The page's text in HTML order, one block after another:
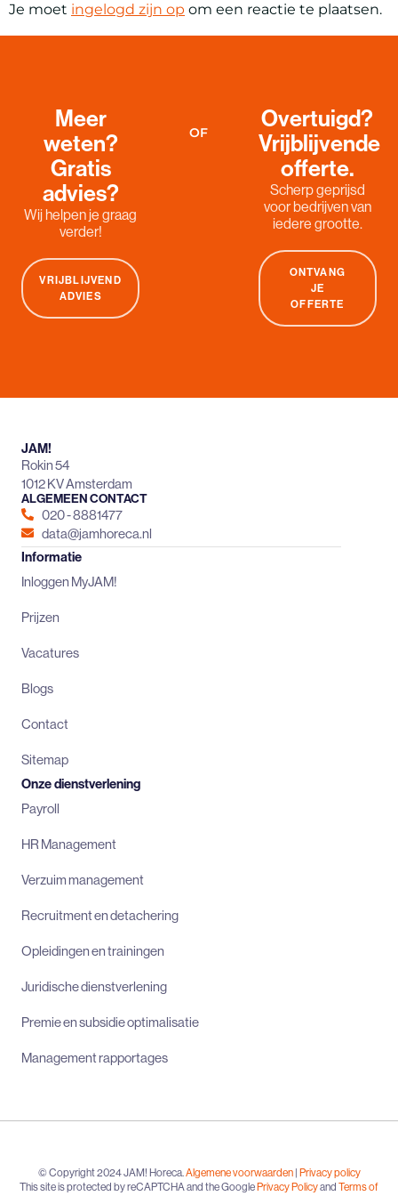
Je moet ingelogd zijn op om een reactie te plaatsen.
Meer
weten?
Gratis
advies?
Wij helpen je graag
verder!
VRIJBLIJVEND
ADVIES
OF
Overtuigd?
Vrijblijvende
offerte.
Scherp geprijsd
voor bedrijven van
iedere grootte.
ONTVANG
JE
OFFERTE
JAM!
Rokin 54
1012 KV Amsterdam
ALGEMEEN CONTACT
020 - 8881477
data@jamhoreca.nl
Informatie
Inloggen MyJAM!
Prijzen
Vacatures
Blogs
Contact
Sitemap
Onze dienstverlening
Payroll
HR Management
Verzuim management
Recruitment en detachering
Opleidingen en trainingen
Juridische dienstverlening
Premie en subsidie optimalisatie
Management rapportages
© Copyright 2024 JAM! Horeca. Algemene voorwaarden| Privacy policy
This site is protected by reCAPTCHA and the GooglePrivacy Policyand Terms of